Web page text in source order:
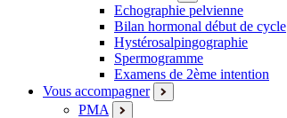
Echographie pelvienne
Bilan hormonal début de cycle
Hystérosalpingographie
Spermogramme
Examens de 2ème intention
Vous accompagner
PMA